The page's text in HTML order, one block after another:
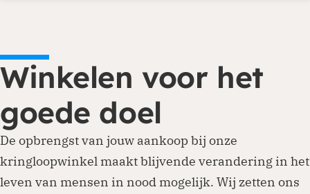
Winkelen voor het
goede doel
De opbrengst van jouw aankoop bij onze
kringloopwinkel maakt blijvende verandering in het
leven van mensen in nood mogelijk. Wij zetten ons